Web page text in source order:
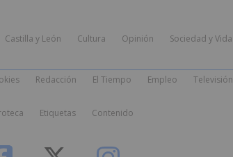
Castilla y León Cultura Opinión Sociedad y Vida
Redacción El Tiempo Empleo Televisión
Etiquetas Contenido